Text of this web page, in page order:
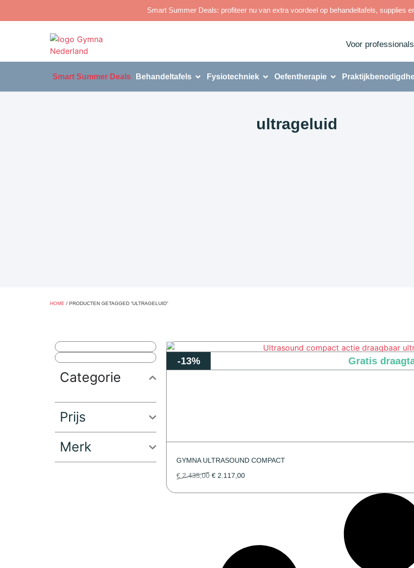
Smart Summer Deals: profiteer nu van extra voordeel op behandeltafels, supplies
Voor professionals
Smart Summer Deals Behandeltafels Fysiotechniek Oefentherapie
ultrageluid
HOME / PRODUCTEN GETAGGED “ULTRAGELUID”
Categorie
Prijs
Merk
-13% Gratis
GYMNA ULTRASOUND COMPACT
€ 2.435,00 € 2.117,00